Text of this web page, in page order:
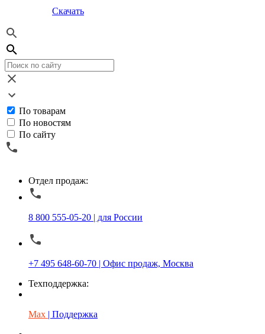
Скачать
По товарам
По новостям
По сайту
Отдел продаж:
8 800 555-05-20 | для России
+7 495 648-60-70 | Офис продаж, Москва
Техподдержка:
Max | Поддержка